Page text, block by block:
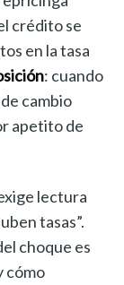
crédito se
en la tasa
: cuando
cambio
apetito de
lectura
tasas”.
choque es
cómo